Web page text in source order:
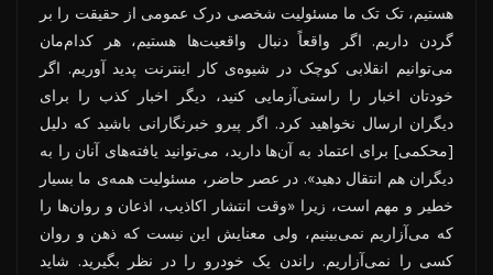
هستیم، تک تک ما مسئولیت شخصی درک عمومی از حقیقت را بر
گردن داریم. اگر واقعاً دنبال واقعیت‌ها هستیم، هر کدام‌مان
می‌توانیم انقلابی کوچک در شیوه‌ی کار اینترنت پدید آوریم. اگر
خودتان اخبار را راستی‌آزمایی کنید، دیگر اخبار کذب را برای
دیگران ارسال نخواهید کرد. اگر پیرو خبرنگارانی باشید که دلیل
[محکمی] برای اعتماد به آن‌ها دارید، می‌توانید یافته‌های آنان را به
دیگران هم انتقال دهید». در عصر حاضر، مسئولیت همه‌ی ما بسیار
خطیر و مهم است، زیرا «وقت انتشار اکاذیب، اذعان و روان‌ها را
که می‌آزاریم نمی‌بینیم، ولی معنایش این نیست که ذهن و روان
کسی را نمی‌آزاریم. راندن یک خودرو را در نظر بگیرید. شاید